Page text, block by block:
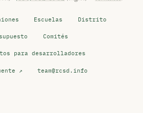
Escuelas Distrito
Comités
para desarrolladores
↗ team@rcsd.info